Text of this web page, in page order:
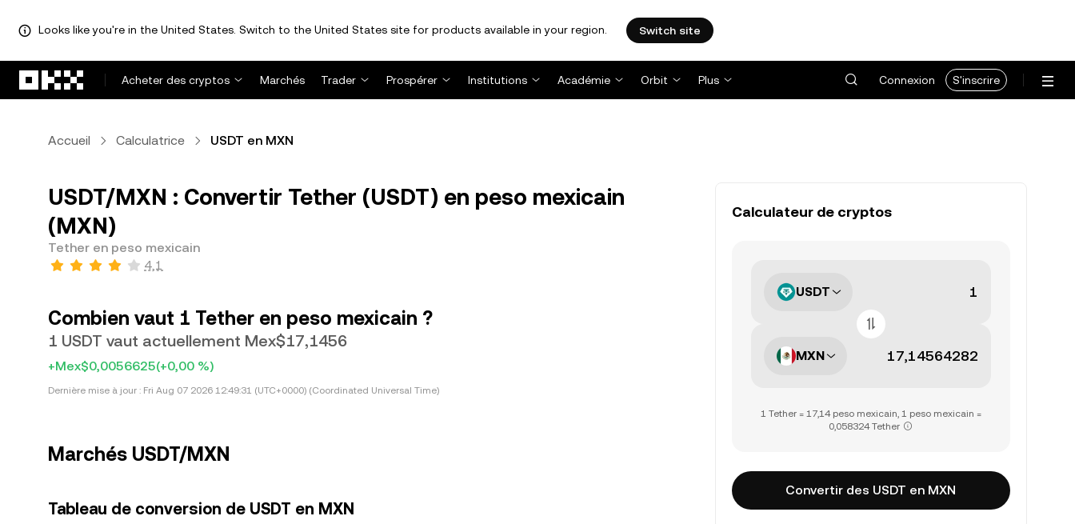
Looks like you're in the United States. Switch to the United States site for products available in your region. Switch site
Acheter des cryptos
Marchés Trader Prospérer Institutions Académie Orbit Plus Connexion S'inscrire
Accueil Calculatrice USDT en MXN
USDT/MXN : Convertir Tether (USDT) en peso mexicain
(MXN)
Tether en peso mexicain
4,1
Combien vaut 1 Tether en peso mexicain ?
1 USDT vaut actuellement Mex$17,1456
+Mex$0,0056625(+0,00 %)
Dernière mise à jour : Fri Aug 07 2026 12:49:31 (UTC+0000) (Coordinated Universal Time)
Marchés USDT/MXN
Tableau de conversion de USDT en MXN
Calculateur de cryptos
USDT
MXN
1 Tether = 17,14 peso mexicain, 1 peso mexicain =
0,058324 Tether
Convertir des USDT en MXN